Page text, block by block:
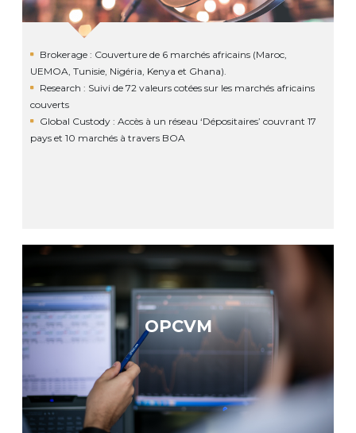
Brokerage : Couverture de 6 marchés africains (Maroc,
UEMOA, Tunisie, Nigéria, Kenya et Ghana).
Research : Suivi de 72 valeurs cotées sur les marchés africains
couverts
Global Custody : Accès à un réseau ‘Dépositaires’ couvrant 17
pays et 10 marchés à travers BOA
OPCVM